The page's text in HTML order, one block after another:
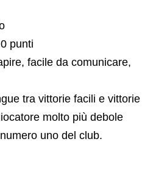
punti
facile da comunicare,
tra vittorie facili e vittorie
molto più debole
uno del club.